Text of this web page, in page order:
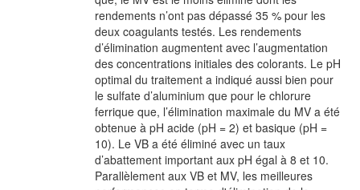
rendements n’ont pas dépassé 35 % pour les
deux coagulants testés. Les rendements
d’élimination augmentent avec l’augmentation
des concentrations initiales des colorants. Le pH
optimal du traitement a indiqué aussi bien pour
le sulfate d’aluminium que pour le chlorure
ferrique que, l’élimination maximale du MV a été
obtenue à pH acide (pH = 2) et basique (pH =
10). Le VB a été éliminé avec un taux
d’abattement important aux pH égal à 8 et 10.
Parallèlement aux VB et MV, les meilleures